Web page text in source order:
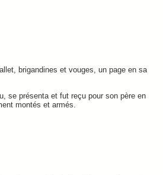
brigandines et vouges, un page en sa
se présenta et fut reçu pour son père en
montés et armés.